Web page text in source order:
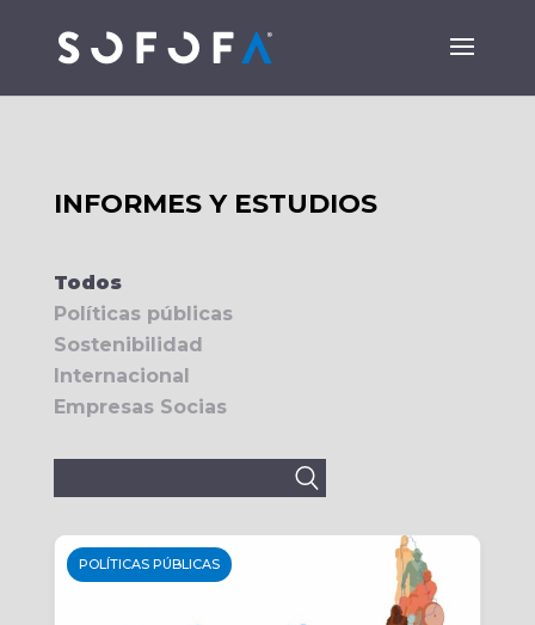
INFORMES Y ESTUDIOS
Todos
Políticas públicas
Sostenibilidad
Internacional
Empresas Socias
POLÍTICAS PÚBLICAS